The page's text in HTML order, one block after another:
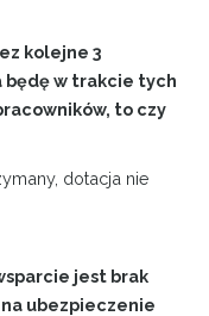
kolejne 3
będę w trakcie tych
to czy
dotacja nie
jest brak
ubezpieczenie